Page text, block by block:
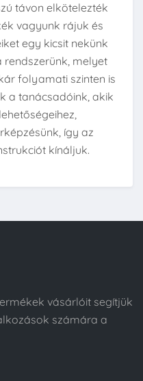
távon elkötelezték
vagyunk rájuk és
egy kicsit nekünk
rendszerünk, melyet
folyamati szinten is
a tanácsadóink, akik
így az
kínáljuk.
vásárlóit segítjük
számára a